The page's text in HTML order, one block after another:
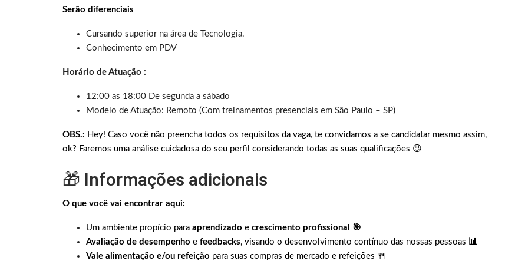
Serão diferenciais
Cursando superior na área de Tecnologia.
Conhecimento em PDV
Horário de Atuação :
12:00 as 18:00 De segunda a sábado
Modelo de Atuação: Remoto (Com treinamentos presenciais em São Paulo – SP)
OBS.: Hey! Caso você não preencha todos os requisitos da vaga, te convidamos a se candidatar mesmo assim,
ok? Faremos uma análise cuidadosa do seu perfil considerando todas as suas qualificações 😉
🎁 Informações adicionais
O que você vai encontrar aqui:
Um ambiente propício para aprendizado e crescimento profissional 🎯
Avaliação de desempenho e feedbacks, visando o desenvolvimento contínuo das nossas pessoas 📊
Vale alimentação e/ou refeição para suas compras de mercado e refeições 🍴